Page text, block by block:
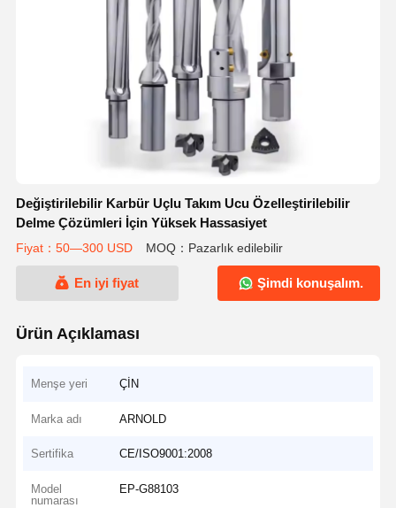
Değiştirilebilir Karbür Uçlu Takım Ucu Özelleştirilebilir
Delme Çözümleri İçin Yüksek Hassasiyet
Fiyat：50—300 USD MOQ：Pazarlık edilebilir
En iyi fiyat Şimdi konuşalım.
Ürün Açıklaması
Menşe yeri ÇİN
Marka adı ARNOLD
Sertifika CE/ISO9001:2008
Model
numarası
EP-G88103